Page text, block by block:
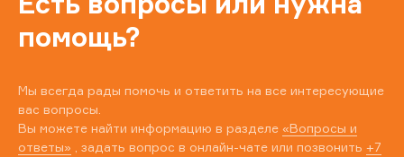
помощь?
Мы всегда рады помочь и ответить на все интересующие
вас вопросы.
Вы можете найти информацию в разделе «Вопросы и
ответы» , задать вопрос в онлайн-чате или позвонить +7